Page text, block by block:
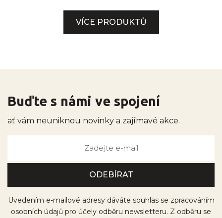
VÍCE PRODUKTŮ
Buďte s námi ve spojení
ať vám neuniknou novinky a zajímavé akce.
Uvedením e-mailové adresy dáváte souhlas se zpracováním
osobních údajů pro účely odběru newsletteru. Z odběru se